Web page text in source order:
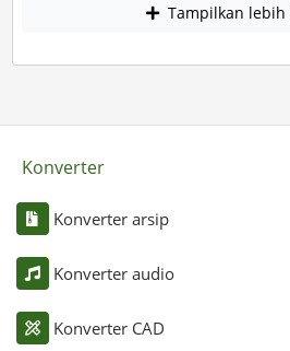
Tampilkan lebih
Konverter
Konverter arsip
Konverter audio
Konverter CAD